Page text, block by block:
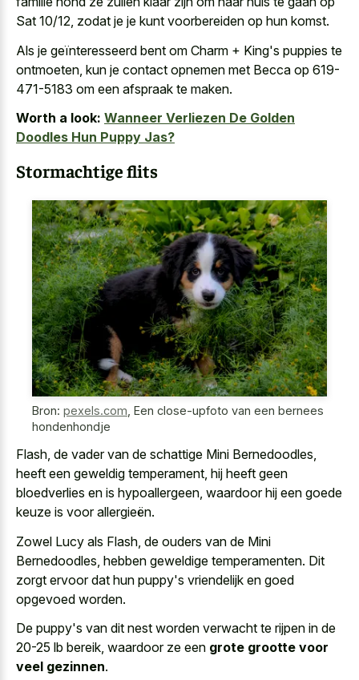
Sat 10/12, zodat je je kunt voorbereiden op hun komst.
Als je geïnteresseerd bent om Charm + King's puppies te
ontmoeten, kun je contact opnemen met Becca op 619-
471-5183 om een afspraak te maken.
Worth a look: Wanneer Verliezen De Golden
Doodles Hun Puppy Jas?
Stormachtige flits
Bron: pexels.com Een close-upfoto van een bernees
hondenhondje
Flash, de vader van de schattige Mini Bernedoodles,
heeft een geweldig temperament, hij heeft geen
bloedverlies en is hypoallergeen, waardoor hij een goede
keuze is voor allergieën.
Zowel Lucy als Flash, de ouders van de Mini
Bernedoodles, hebben geweldige temperamenten. Dit
zorgt ervoor dat hun puppy's vriendelijk en goed
opgevoed worden.
De puppy's van dit nest worden verwacht te rijpen in de
20-25 lb bereik, waardoor ze een grote grootte voor
veel gezinnen.